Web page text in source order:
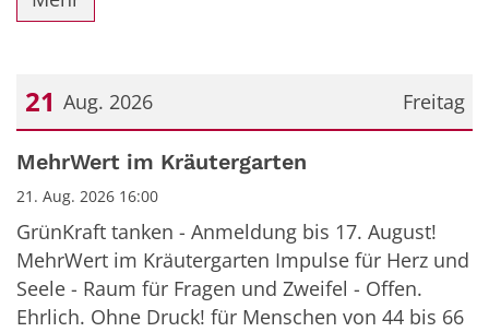
Freitag
21 Aug. 2026
Datum: 21. August 2026
MehrWert im Kräutergarten
21. Aug. 2026 16:00
GrünKraft tanken - Anmeldung bis 17. August!
MehrWert im Kräutergarten Impulse für Herz und
Seele - Raum für Fragen und Zweifel - Offen.
Ehrlich. Ohne Druck! für Menschen von 44 bis 66